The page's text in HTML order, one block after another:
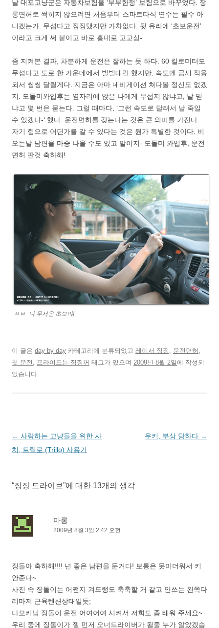
날 대포고냥군은 자동차보험을 ‘부부한정’ 보험으로 바꾸었다. 장
롱면허로 썩히지 않으려면 처음부터 스파르타식 연수는 필수 아
니겠는가. 무섭다고 징징댔지만 가차없다. 뒷 유리에 ‘초보운전’
이라고 크게 써 붙이고 바로 홍대로 고고싱-
좀 지켜본 결과, 차분하게 운전은 잘하는 듯 하다. 60 킬로미터도
무섭다고 도로 한 가운데에서 빌빌대긴 했지만, 속도엔 금새 적응
되서 씽씽 달릴게다. 지금은 아마 네비게이션 쳐다볼 정신도 없겠
지. 도돌미와입후는 옆자리에 앉은 나에게 무섭지 않냐고, 날 믿
냐고 몇 번은 묻는다. 그럴 때마다, ‘그런 속도로 달려서 날 죽일
수 있겠냐-‘ 했다. 운전면허를 갖는다는 것은 큰 의미를 가진다.
자기 힘으로 어딘가를 갈 수 있다는 것은 뭔가 특별한 것이다. 비
오는날 남편을 마중 나올 수도 있고 말이지- 도돌미 와입후, 운전
면허 딴것 축하해!
ㅆㅂ- 나 무서운 초보야!
이 글은 day by day 카테고리에 분류되었고 레이서 징징 , 운전면허 ,
첫 운전 , 프라이드는 징징꺼 태그가 있으며 2009년 8월 2일에 작성되
었습니다.
글
네
이
← 사랑하는 고냥들을 위한 사
치, 트릴로 (Trillo) 사용기
우키, 부상 당하다 →
“징징 드라이브”에 대한 13개의 생각
마롱
2009년 8월 3일 2:42 오전
징돌아 축하해!!!! 넌 좋은 남편을 둔거다! 보통은 못미더워서 키
안준다~
사진 속 징돌이는 어쩐지 겨드랭도 축축할 거 같고 안쓰는 왼쪽다
리마저 근육텐션상태일듯;
나모키님 징돌이 운전 어여어여 시켜서 저희도 좀 태워 주세요~
우리 중에 징돌이가 젤 먼저 오너드라이버가 될줄 누가 알았겠습